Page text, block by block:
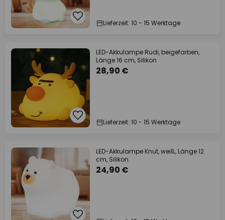
Lieferzeit: 10 - 15 Werktage
LED-Akkulampe Rudi, beigefarben,
Länge 16 cm, Silikon
28,90 €
Lieferzeit: 10 - 15 Werktage
LED-Akkulampe Knut, weiß, Länge 12
cm, Silikon
24,90 €